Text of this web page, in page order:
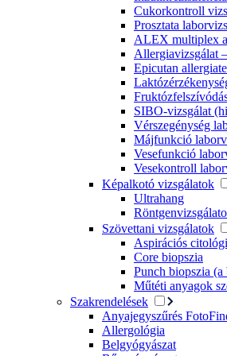
Cukorkontroll
Prosztata
ALEX multiplex
Allergiavizsgálat
Epicutan
SIBO-vizsgálat
Vérszegénység
Májfunkció
Vesefunkció
Vesekontroll
Képalkotó vizsgálatok
Ultrahang
Szövettani vizsgálatok
Aspirációs
Core biopszia
Punch biopszia
Műtéti anyagok
Szakrendelések
Anyajegyszűrés
Allergológia
Belgyógyászat